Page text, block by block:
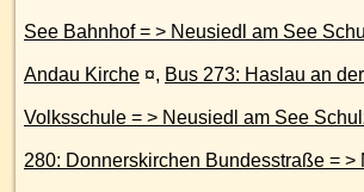
See Bahnhof = > Neusiedl am See Schulzentrum = >
Andau Kirche ¤, Bus 273: Haslau an
Volksschule = > Neusiedl am See
280: Donnerskirchen Bundesstraße = > Neusiedl am See